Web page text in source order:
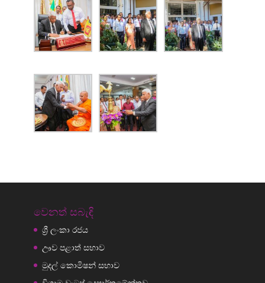
වෙනත් සබැඳි
ශ්‍රී ලංකා රජය
ඌව පළාත් සභාව
මුදල් කොමිෂන් සභාව